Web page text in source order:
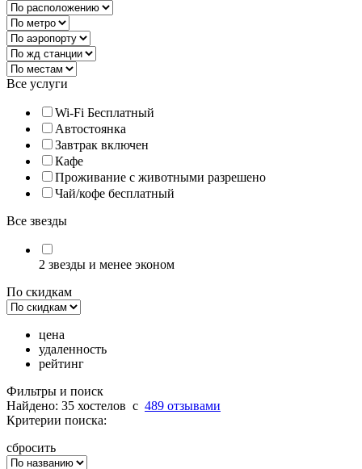
Все услуги
Wi-Fi Бесплатный
Автостоянка
Завтрак включен
Кафе
Проживание с животными разрешено
Чай/кофе бесплатный
Все звезды
2 звезды и менее эконом
По скидкам
цена
удаленность
рейтинг
Фильтры и поиск
Найдено: 35 хостелов c 489 отзывами
Критерии поиска:
сбросить